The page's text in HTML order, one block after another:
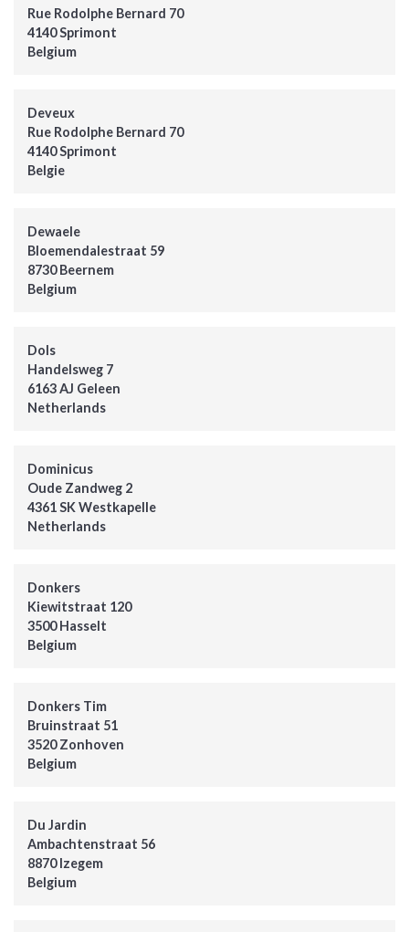
Rue Rodolphe Bernard 70
4140 Sprimont
Belgium
Deveux
Rue Rodolphe Bernard 70
4140 Sprimont
Belgie
Dewaele
Bloemendalestraat 59
8730 Beernem
Belgium
Dols
Handelsweg 7
6163 AJ Geleen
Netherlands
Dominicus
Oude Zandweg 2
4361 SK Westkapelle
Netherlands
Donkers
Kiewitstraat 120
3500 Hasselt
Belgium
Donkers Tim
Bruinstraat 51
3520 Zonhoven
Belgium
Du Jardin
Ambachtenstraat 56
8870 Izegem
Belgium